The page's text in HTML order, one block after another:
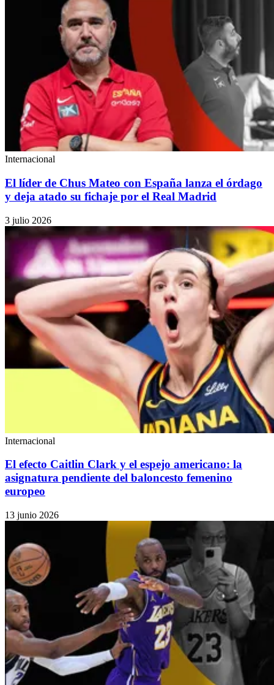
Internacional
El líder de Chus Mateo con España lanza el órdago
y deja atado su fichaje por el Real Madrid
3 julio 2026
Internacional
El efecto Caitlin Clark y el espejo americano: la
asignatura pendiente del baloncesto femenino
europeo
13 junio 2026